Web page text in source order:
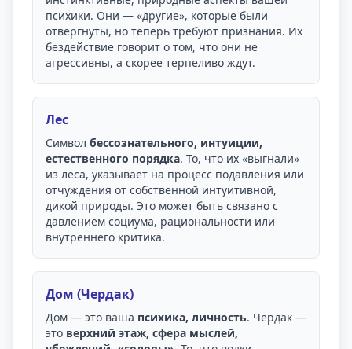
психики. Они — «другие», которые были
отвергнуты, но теперь требуют признания. Их
бездействие говорит о том, что они не
агрессивны, а скорее терпеливо ждут.
Лес
Символ бессознательного, интуиции,
естественного порядка. То, что их «выгнали»
из леса, указывает на процесс подавления или
отчуждения от собственной интуитивной,
дикой природы. Это может быть связано с
давлением социума, рациональности или
внутреннего критика.
Дом (Чердак)
Дом — это ваша психика, личность. Чердак —
это верхний этаж, сфера мыслей,